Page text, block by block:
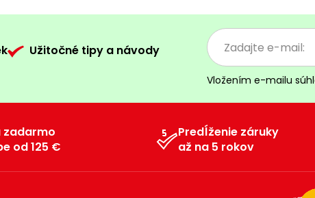
Užitočné tipy a návody
Vložením e-mailu
zadarmo
od 125 €
Predĺženie záruky
až na 5 rokov